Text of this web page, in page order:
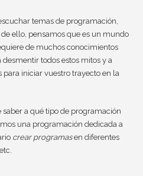
temas de programación,
ello, pensamos que es un mundo
de muchos conocimientos
todos estos mitos y a
para iniciar vuestro trayecto en la
a qué tipo de programación
una programación dedicada a
crear programasen diferentes